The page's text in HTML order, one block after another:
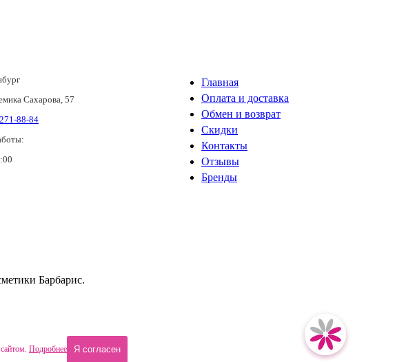
Сахарова, 57
88-84
Главная
Оплата и доставка
Обмен и возврат
Скидки
Контакты
Отзывы
Бренды
Барбарис.
Подробнее Я согласен